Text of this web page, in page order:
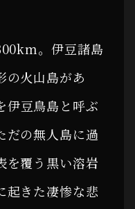
。伊豆諸島
の火山島があ
伊豆鳥島と呼ぶ
だの無人島に過
を覆う黒い溶岩
起きた凄惨な悲